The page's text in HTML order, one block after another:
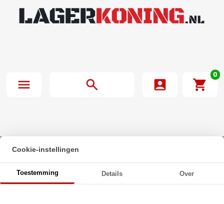
0
Beginpagina· GP 23A batterij 12V blister(1)
Cookie-instellingen
Toestemming Details Over